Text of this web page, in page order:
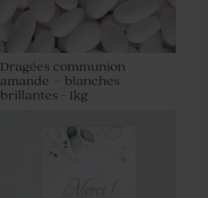
Dragées communion
amande – blanches
brillantes - 1kg